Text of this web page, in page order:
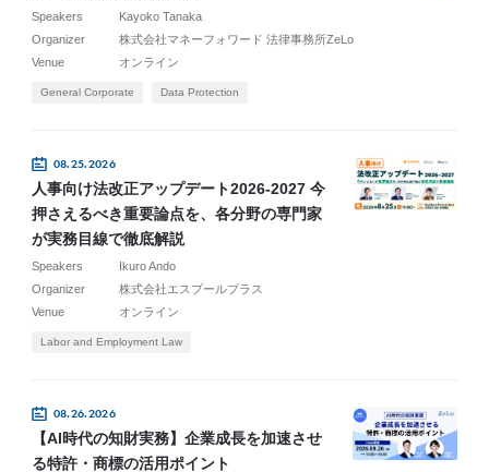
Speakers
Kayoko Tanaka
Organizer
株式会社マネーフォワード 法律事務所ZeLo
Venue
オンライン
General Corporate Data Protection
08.25.2026
人事向け法改正アップデート2026-2027 今
押さえるべき重要論点を、各分野の専門家
が実務目線で徹底解説
Speakers
Ikuro Ando
Organizer
株式会社エスプールプラス
Venue
オンライン
Labor and Employment Law
08.26.2026
【AI時代の知財実務】企業成長を加速させ
る特許・商標の活用ポイント